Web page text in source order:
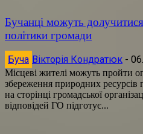
Бучанці можуть
політики громади
Буча Вікторія Кондратюк -
Місцеві жителі можуть пройти
збереження природних
на сторінці громадської
відповідей ГО підготує...